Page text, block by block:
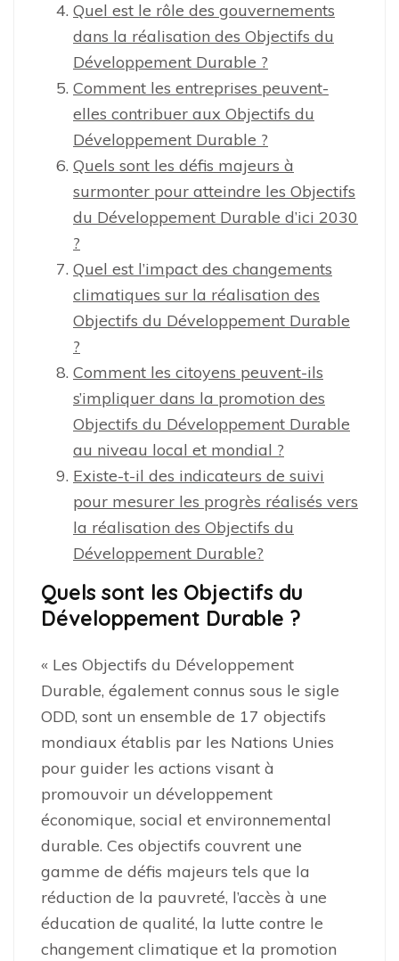
Quel est le rôle des gouvernements
dans la réalisation des Objectifs du
Développement Durable ?
Comment les entreprises peuvent-
elles contribuer aux Objectifs du
Développement Durable ?
Quels sont les défis majeurs à
surmonter pour atteindre les Objectifs
du Développement Durable d’ici 2030
?
Quel est l’impact des changements
climatiques sur la réalisation des
Objectifs du Développement Durable
?
Comment les citoyens peuvent-ils
s’impliquer dans la promotion des
Objectifs du Développement Durable
au niveau local et mondial ?
Existe-t-il des indicateurs de suivi
pour mesurer les progrès réalisés vers
la réalisation des Objectifs du
Développement Durable?
Quels sont les Objectifs du
Développement Durable ?
« Les Objectifs du Développement
Durable, également connus sous le sigle
ODD, sont un ensemble de 17 objectifs
mondiaux établis par les Nations Unies
pour guider les actions visant à
promouvoir un développement
économique, social et environnemental
durable. Ces objectifs couvrent une
gamme de défis majeurs tels que la
réduction de la pauvreté, l’accès à une
éducation de qualité, la lutte contre le
changement climatique et la promotion